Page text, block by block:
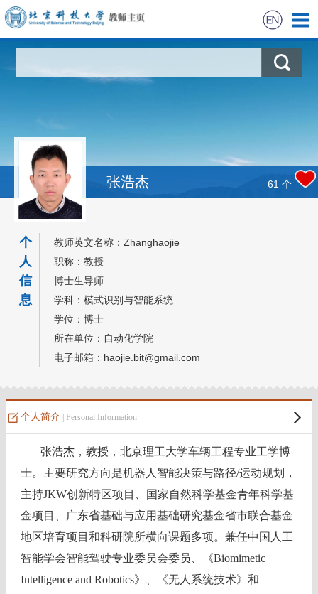
教学研究
获奖信息
招生信息
学生信息
最新动态
张浩杰 61 个
个
人
信
息
教师英文名称：Zhanghaojie
职称：教授
博士生导师
学科：模式识别与智能系统
学位：博士
所在单位：自动化学院
电子邮箱： haojie.bit@gmail.com
个人简介| Personal Information
张浩杰，教授，北京理工大学车辆工程专业工学博
士。主要研究方向是机器人智能决策与路径/运动规划
，
主持JKW创新特区项目、国家自然科学基金青年科学基
金项目、广东省基础与应用基础研究基金省市联合基金
地区培育项目和科研院所横向课题多项。兼任中国人工
智能学会智能驾驶专业委员会委员、《Biomimetic
Intelligence and Robotics》、《无人系统技术》和